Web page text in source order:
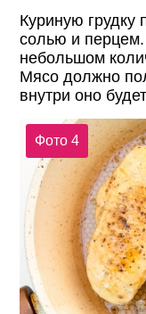
Куриную
солью и
небольшом
Мясо должно
внутри оно
Фото 4